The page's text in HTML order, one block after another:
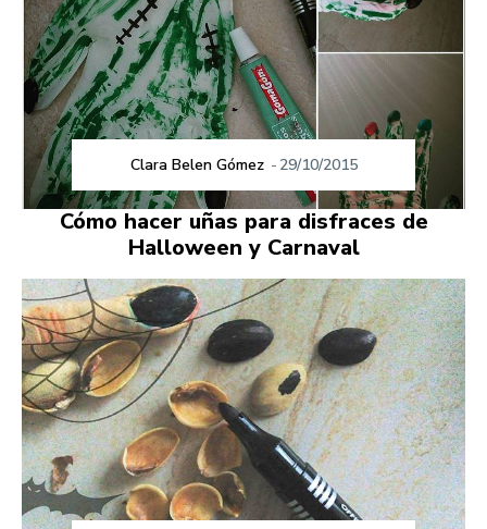
Clara Belen Gómez - 29/10/2015
Cómo hacer uñas para disfraces de
Halloween y Carnaval